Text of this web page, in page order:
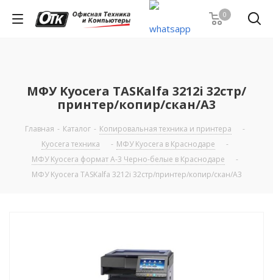
0
МФУ Kyocera TASKalfa 3212i 32стр/
принтер/копир/скан/А3
Главная - Каталог - Копировальная техника и принтера
-
Kyocera техника
- МФУ Kyocera в Краснодаре
-
МФУ Kyocera формат А-3 Черно-белые в Краснодаре
-
МФУ Kyocera TASKalfa 3212i 32стр/принтер/копир/скан/А3